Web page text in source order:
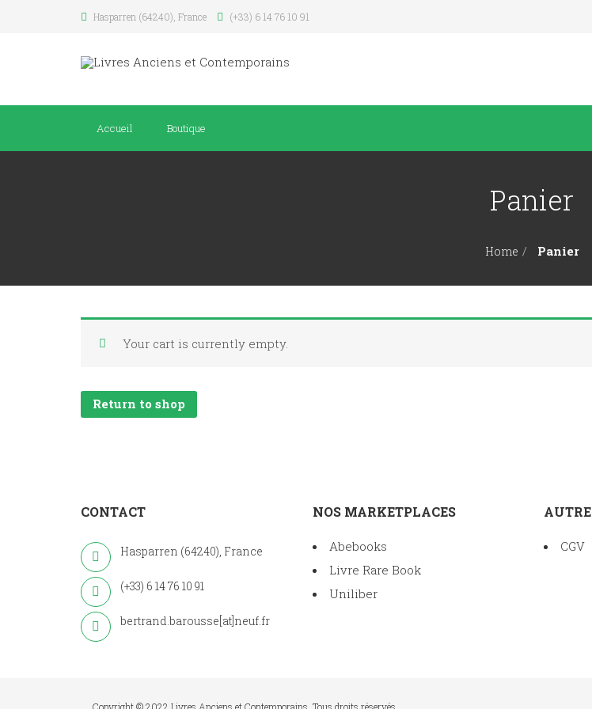
Hasparren (64240), France (+33) 6 14 76 10 91
Accueil Boutique
Panier
Home Panier
Your cart is currently empty.
Return to shop
CONTACT
Hasparren (64240), France
(+33) 6 14 76 10 91
bertrand.barousse[at]neuf.fr
NOS MARKETPLACES
Abebooks
Livre Rare Book
Uniliber
CGV
Copyright © 2022 Livres Anciens et Contemporains. Tous droits réservés.